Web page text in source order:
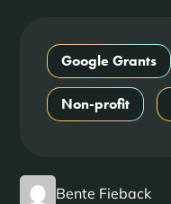
Google Grants
Non-profit
Bente Fieback